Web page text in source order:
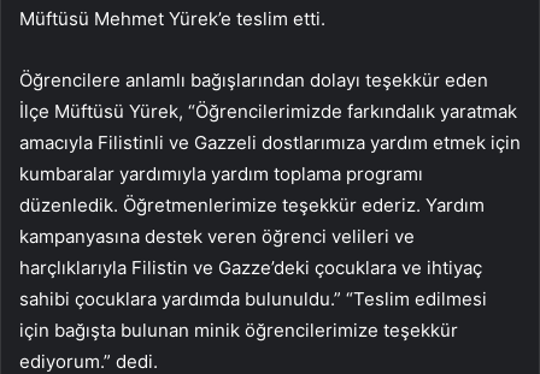
Müftüsü Mehmet Yürek’e teslim etti.
Öğrencilere anlamlı bağışlarından dolayı teşekkür eden
İlçe Müftüsü Yürek, “Öğrencilerimizde farkındalık yaratmak
amacıyla Filistinli ve Gazzeli dostlarımıza yardım etmek için
kumbaralar yardımıyla yardım toplama programı
düzenledik. Öğretmenlerimize teşekkür ederiz. Yardım
kampanyasına destek veren öğrenci velileri ve
harçlıklarıyla Filistin ve Gazze’deki çocuklara ve ihtiyaç
sahibi çocuklara yardımda bulunuldu.” “Teslim edilmesi
için bağışta bulunan minik öğrencilerimize teşekkür
ediyorum.” dedi.